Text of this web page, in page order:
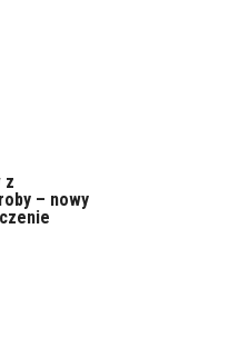
z
– nowy